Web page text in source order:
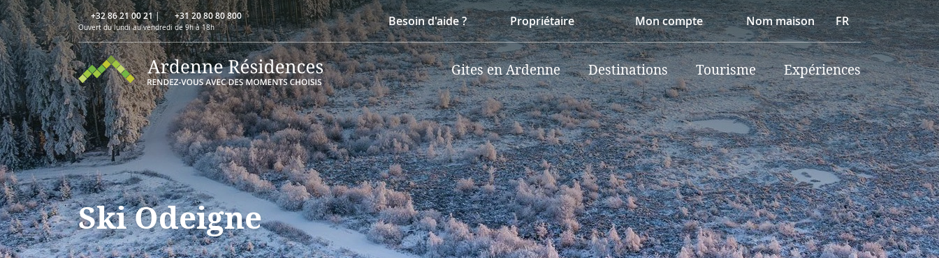
+32 86 21 00 21| +31 20 80 80 800
Ouvert du lundi au vendredi de 9h à 18h Besoin d'aide ? Propriétaire Mon compte Nom maison FR
Gites en Ardenne Destinations Tourisme Expériences
Ski Odeigne